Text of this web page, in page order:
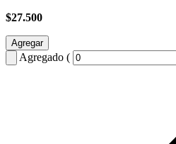
$27.500
Agregar
Agregado (